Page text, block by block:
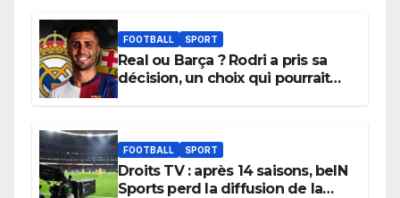
apaisées.
FOOTBALL SPORT
Real ou Barça ? Rodri a pris sa
décision, un choix qui pourrait
FOOTBALL SPORT
Droits TV : après 14 saisons, beIN
Sports perd la diffusion de la